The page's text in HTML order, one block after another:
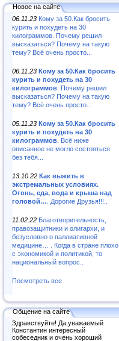
Новое на сайте
06.11.23 Кому за 50.Как бросить
курить и похудеть на 30
килограммов. Почему решил
высказаться? Почему на такую
тему? Всё очень просто...
06.11.23 Кому за 50.Как бросить
курить и похудеть на 30
килограммов . Почему решил
высказаться? Почему на такую
тему? Всё очень просто...
05.11.23 Кому за 50.Как бросить
курить и похудеть на 30
килограммов . Всё ниже
описанное не могло состояться
без тебя...
13.10.22 Как выжить в
экстремальных условиях.
Огонь, еда, вода и крыша над
головой… . Дорогие Друзья!!!..
11.02.22 Благотворительность,
правозащитники и олигархи, и
безусловно о паллиативной
медицине… . Когда в стране плохо
с экономикой и политикой, то
национальный вопрос..
Посмотреть все
Общение на сайте
Здравствуйте! Да,уважаемый
Константин интересный
собеседник и очень хороший